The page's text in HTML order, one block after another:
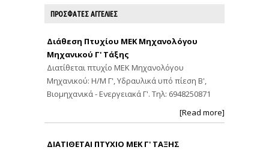
ΠΡΟΣΦΑΤΕΣ ΑΓΓΕΛΙΕΣ
Διάθεση Πτυχίου ΜΕΚ Μηχανολόγου
Μηχανικού Γ' Τάξης
Διατίθεται πτυχίο ΜΕΚ Μηχανολόγου
Μηχανικού: Η/Μ Γ', Υδραυλικά υπό πίεση Β',
Βιομηχανικά - Ενεργειακά Γ'. Τηλ: 6948250871
[Read more]
ΔΙΑΤΙΘΕΤΑΙ ΠΤΥΧΙΟ ΜΕΚ Γ' ΤΑΞΗΣ